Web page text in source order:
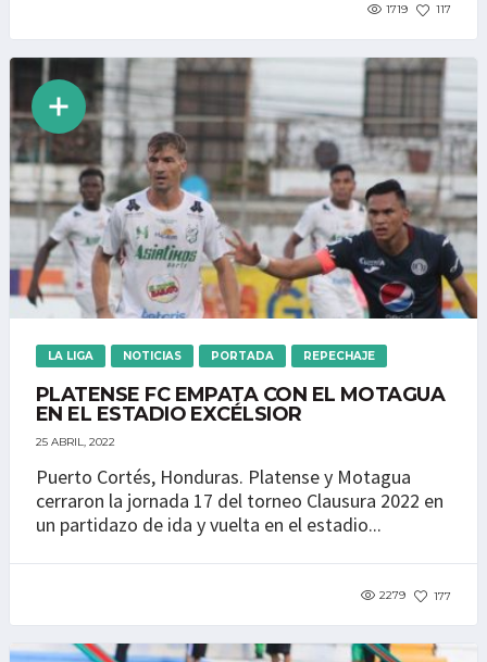
1719 117
LA LIGA NOTICIAS PORTADA REPECHAJE
PLATENSE FC EMPATA CON EL MOTAGUA
EN EL ESTADIO EXCÉLSIOR
25 ABRIL, 2022
Puerto Cortés, Honduras. Platense y Motagua
cerraron la jornada 17 del torneo Clausura 2022 en
un partidazo de ida y vuelta en el estadio...
2279 177